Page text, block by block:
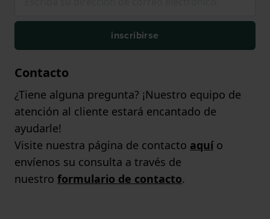
inscribirse
Contacto
¿Tiene alguna pregunta? ¡Nuestro equipo de
atención al cliente estará encantado de
ayudarle!
Visite nuestra página de contacto aquío
envíenos su consulta a través de
nuestro formulario de contacto.